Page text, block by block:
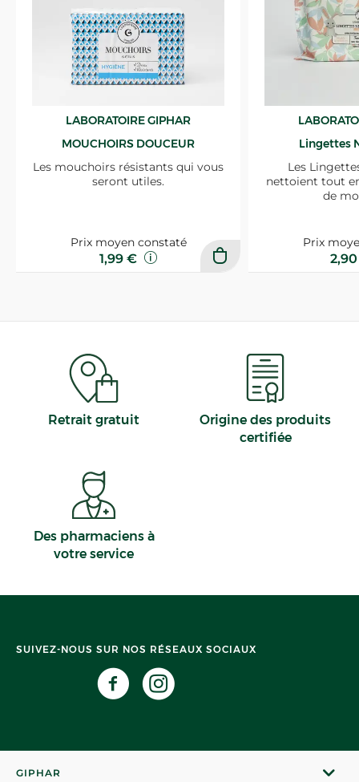
LABORATOIRE GIPHAR
MOUCHOIRS DOUCEUR
Les mouchoirs résistants qui vous
seront utiles.
Prix moyen constaté
1,99 €
Lingettes
Les
nettoient tout
de
Prix
Retrait gratuit
Origine des produits
certifiée
Des pharmaciens à
votre service
SUIVEZ-NOUS SUR NOS RÉSEAUX SOCIAUX
GIPHAR